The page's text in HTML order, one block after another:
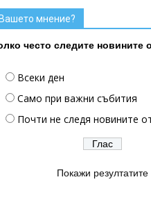
мнение?
често следите новините
Всеки ден
Само при важни събития
Почти не следя новините
Покажи резултатите